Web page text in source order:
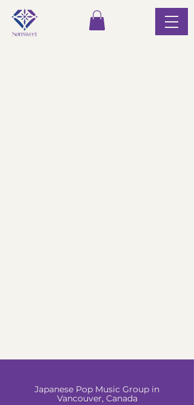
Japanese Pop Music Group in
Vancouver, Canada